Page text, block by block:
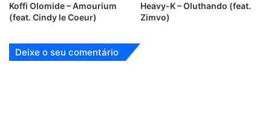
Koffi Olomide – Amourium
(feat. Cindy le Coeur)
Heavy-K – Oluthando (feat.
Zimvo)
Deixe o seu comentário